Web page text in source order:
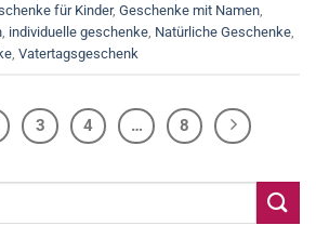
für Kinder, Geschenke mit Namen
individuelle geschenke Natürliche Geschenke
Vatertagsgeschenk
3 4 … 8